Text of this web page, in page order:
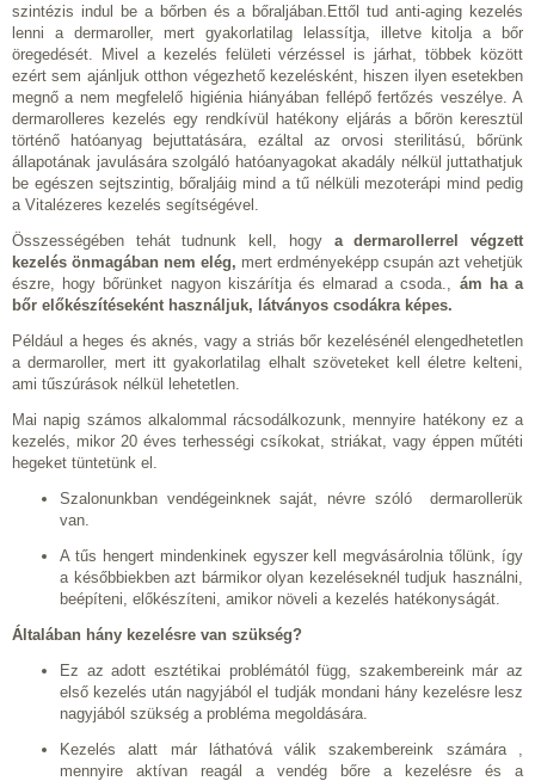
szintézis indul be a bőrben és a bőraljában.Ettől tud anti-aging kezelés
lenni a dermaroller, mert gyakorlatilag lelassítja, illetve kitolja a bőr
öregedését. Mivel a kezelés felületi vérzéssel is járhat, többek között
ezért sem ajánljuk otthon végezhető kezelésként, hiszen ilyen esetekben
megnő a nem megfelelő higiénia hiányában fellépő fertőzés veszélye. A
dermarolleres kezelés egy rendkívül hatékony eljárás a bőrön keresztül
történő hatóanyag bejuttatására, ezáltal az orvosi sterilitású, bőrünk
állapotának javulására szolgáló hatóanyagokat akadály nélkül juttathatjuk
be egészen sejtszintig, bőraljáig mind a tű nélküli mezoterápi mind pedig
a Vitalézeres kezelés segítségével.
Összességében tehát tudnunk kell, hogy a dermarollerrel végzett
kezelés önmagában nem elég, mert erdményeképp csupán azt vehetjük
észre, hogy bőrünket nagyon kiszárítja és elmarad a csoda., ám ha a
bőr előkészítéseként használjuk, látványos csodákra képes.
Például a heges és aknés, vagy a striás bőr kezelésénél elengedhetetlen
a dermaroller, mert itt gyakorlatilag elhalt szöveteket kell életre kelteni,
ami tűszúrások nélkül lehetetlen.
Mai napig számos alkalommal rácsodálkozunk, mennyire hatékony ez a
kezelés, mikor 20 éves terhességi csíkokat, striákat, vagy éppen műtéti
hegeket tüntetünk el.
Szalonunkban vendégeinknek saját, névre szóló dermarollerük
van.
A tűs hengert mindenkinek egyszer kell megvásárolnia tőlünk, így
a későbbiekben azt bármikor olyan kezeléseknél tudjuk használni,
beépíteni, előkészíteni, amikor növeli a kezelés hatékonyságát.
Általában hány kezelésre van szükség?
Ez az adott esztétikai problémától függ, szakembereink már az
első kezelés után nagyjából el tudják mondani hány kezelésre lesz
nagyjából szükség a probléma megoldására.
Kezelés alatt már láthatóvá válik szakembereink számára ,
mennyire aktívan reagál a vendég bőre a kezelésre és a